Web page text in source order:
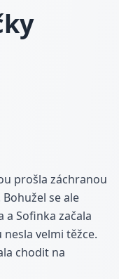
prošla záchranou
se ale
Sofinka začala
velmi těžce.
chodit na